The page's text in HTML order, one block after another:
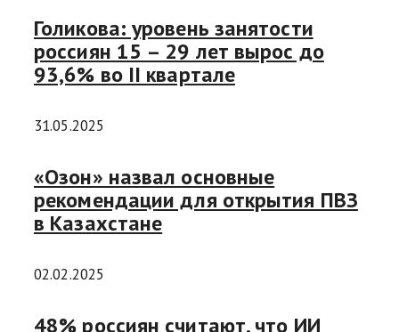
Голикова: уровень занятости
россиян 15 – 29 лет вырос до
93,6% во II квартале
31.05.2025
«Озон» назвал основные
рекомендации для открытия ПВЗ
в Казахстане
02.02.2025
48% россиян считают, что ИИ